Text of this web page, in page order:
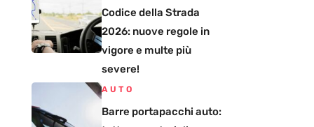
Codice della Strada
2026: nuove regole in
vigore e multe più
severe!
AUTO
Barre portapacchi auto: